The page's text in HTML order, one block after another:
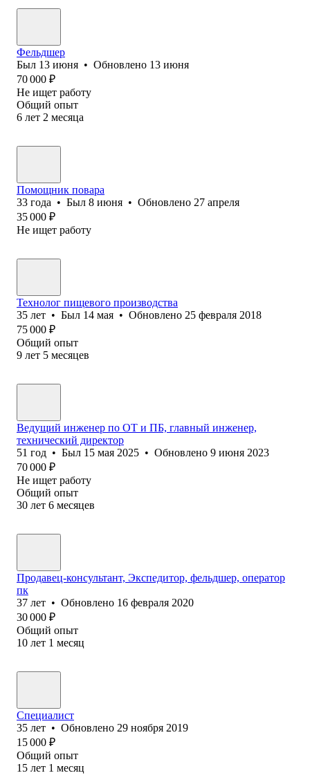
Фельдшер
Был 13 июня • Обновлено 13 июня
70 000 ₽
Не ищет работу
Общий опыт
6 лет 2 месяца
Помощник повара
33 года • Был 8 июня • Обновлено 27 апреля
35 000 ₽
Не ищет работу
Технолог пищевого производства
35 лет • Был 14 мая • Обновлено 25 февраля 2018
75 000 ₽
Общий опыт
9 лет 5 месяцев
Ведущий инженер по ОТ и ПБ, главный инженер,
технический директор
51 год • Был 15 мая 2025 • Обновлено 9 июня 2023
70 000 ₽
Не ищет работу
Общий опыт
30 лет 6 месяцев
Продавец-консультант, Экспедитор, фельдшер, оператор
пк
37 лет • Обновлено 16 февраля 2020
30 000 ₽
Общий опыт
10 лет 1 месяц
Специалист
35 лет • Обновлено 29 ноября 2019
15 000 ₽
Общий опыт
15 лет 1 месяц